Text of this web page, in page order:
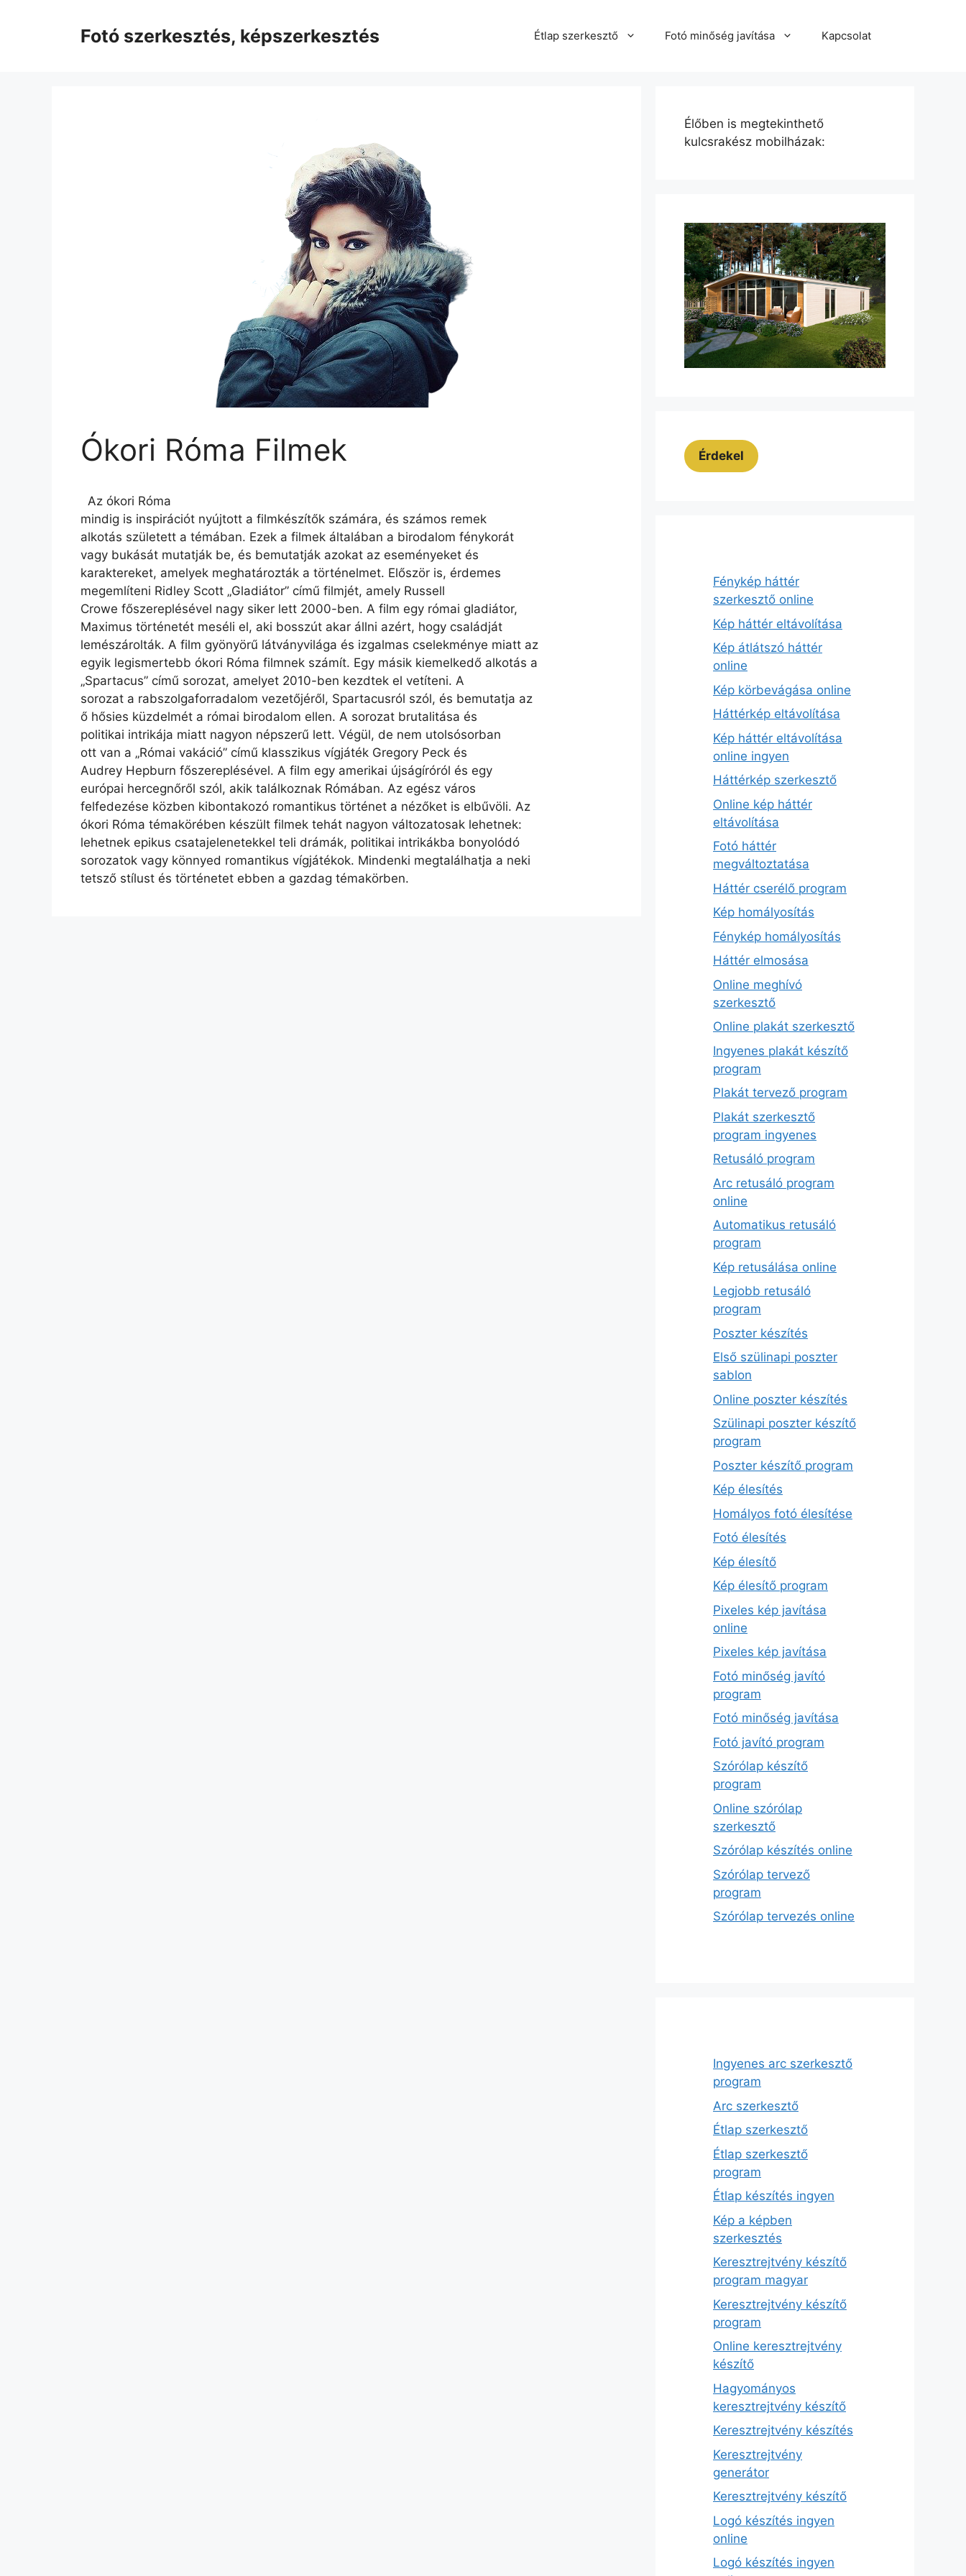
Fotó szerkesztés, képszerkesztés Étlap szerkesztő Fotó minőség javítása Kapcsolat
Ókori Róma Filmek
Az ókori Róma
mindig is inspirációt nyújtott a filmkészítők számára, és számos remek
alkotás született a témában. Ezek a filmek általában a birodalom fénykorát
vagy bukását mutatják be, és bemutatják azokat az eseményeket és
karaktereket, amelyek meghatározták a történelmet. Először is, érdemes
megemlíteni Ridley Scott „Gladiátor” című filmjét, amely Russell
Crowe főszereplésével nagy siker lett 2000-ben. A film egy római gladiátor,
Maximus történetét meséli el, aki bosszút akar állni azért, hogy családját
lemészárolták. A film gyönyörű látványvilága és izgalmas cselekménye miatt az
egyik legismertebb ókori Róma filmnek számít. Egy másik kiemelkedő alkotás a
„Spartacus” című sorozat, amelyet 2010-ben kezdtek el vetíteni. A
sorozat a rabszolgaforradalom vezetőjéről, Spartacusról szól, és bemutatja az
ő hősies küzdelmét a római birodalom ellen. A sorozat brutalitása és
politikai intrikája miatt nagyon népszerű lett. Végül, de nem utolsósorban
ott van a „Római vakáció” című klasszikus vígjáték Gregory Peck és
Audrey Hepburn főszereplésével. A film egy amerikai újságíróról és egy
európai hercegnőről szól, akik találkoznak Rómában. Az egész város
felfedezése közben kibontakozó romantikus történet a nézőket is elbűvöli. Az
ókori Róma témakörében készült filmek tehát nagyon változatosak lehetnek:
lehetnek epikus csatajelenetekkel teli drámák, politikai intrikákba bonyolódó
sorozatok vagy könnyed romantikus vígjátékok. Mindenki megtalálhatja a neki
tetsző stílust és történetet ebben a gazdag témakörben.
Élőben is megtekinthető
kulcsrakész mobilházak:
Érdekel
Fénykép háttér
szerkesztő online
Kép háttér eltávolítása
Kép átlátszó háttér
online
Kép körbevágása online
Háttérkép eltávolítása
Kép háttér eltávolítása
online ingyen
Háttérkép szerkesztő
Online kép háttér
eltávolítása
Fotó háttér
megváltoztatása
Háttér cserélő program
Kép homályosítás
Fénykép homályosítás
Háttér elmosása
Online meghívó
szerkesztő
Online plakát szerkesztő
Ingyenes plakát készítő
program
Plakát tervező program
Plakát szerkesztő
program ingyenes
Retusáló program
Arc retusáló program
online
Automatikus retusáló
program
Kép retusálása online
Legjobb retusáló
program
Poszter készítés
Első szülinapi poszter
sablon
Online poszter készítés
Szülinapi poszter készítő
program
Poszter készítő program
Kép élesítés
Homályos fotó élesítése
Fotó élesítés
Kép élesítő
Kép élesítő program
Pixeles kép javítása
online
Pixeles kép javítása
Fotó minőség javító
program
Fotó minőség javítása
Fotó javító program
Szórólap készítő
program
Online szórólap
szerkesztő
Szórólap készítés online
Szórólap tervező
program
Szórólap tervezés online
Ingyenes arc szerkesztő
program
Arc szerkesztő
Étlap szerkesztő
Étlap szerkesztő
program
Étlap készítés ingyen
Kép a képben
szerkesztés
Keresztrejtvény készítő
program magyar
Keresztrejtvény készítő
program
Online keresztrejtvény
készítő
Hagyományos
keresztrejtvény készítő
Keresztrejtvény készítés
Keresztrejtvény
generátor
Keresztrejtvény készítő
Logó készítés ingyen
online
Logó készítés ingyen